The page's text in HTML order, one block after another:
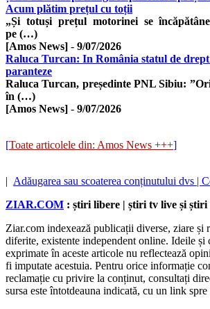
Acum plătim prețul cu toții
„Și totuși prețul motorinei se
pe (…)
[Amos News] - 9/07/2026
Raluca Turcan: In România statul de drept
paranteze
Raluca Turcan, președinte PNL Sibiu:
în (…)
[Amos News] - 9/07/2026
[Toate articolele din: Amos News +++]
| Adăugarea sau scoaterea conținutului dvs |
ZIAR.COM : știri libere | știri tv live și știri
Ziar.com indexează publicații diverse, ziare și
diferite, existente independent online. Ideile și
exprimate în aceste articole nu reflectează
fi imputate acestuia. Pentru orice informație
reclamație cu privire la conținut, consultați
sursa este întotdeauna indicată, cu un link